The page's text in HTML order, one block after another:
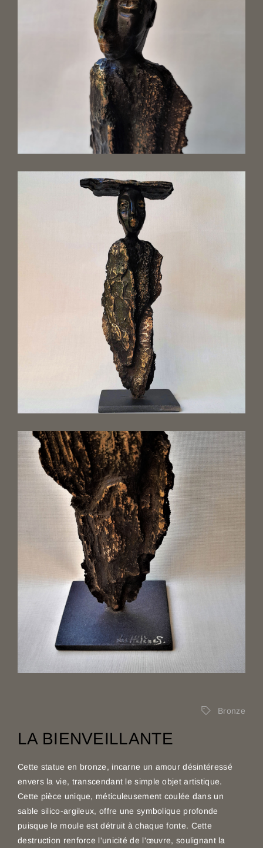
Bronze
LA BIENVEILLANTE
Cette statue en bronze, incarne un amour désintéressé
envers la vie, transcendant le simple objet artistique.
Cette pièce unique, méticuleusement coulée dans un
sable silico-argileux, offre une symbolique profonde
puisque le moule est détruit à chaque fonte. Cette
destruction renforce l'unicité de l'œuvre, soulignant la